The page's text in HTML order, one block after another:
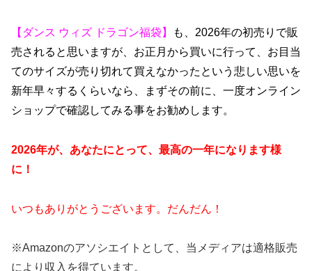
【ダンス ウィズ ドラゴン福袋】
も、2026年の初売りで販
売されると思いますが、お正月から買いに行って、お目当
てのサイズが売り切れて買えなかったという悲しい思いを
新年早々するくらいなら、まずその前に、一度オンライン
ショップで確認してみる事をお勧めします。
2026年が、あなたにとって、最高の一年になります様
に！
いつもありがとうございます。だんだん！
※Amazonのアソシエイトとして、当メディアは適格販売
により収入を得ています。